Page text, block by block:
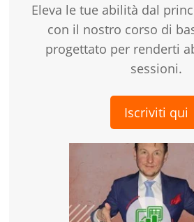
Eleva le tue abilità dal
con il nostro corso di
progettato per renderti
sessioni.
Iscriviti qui